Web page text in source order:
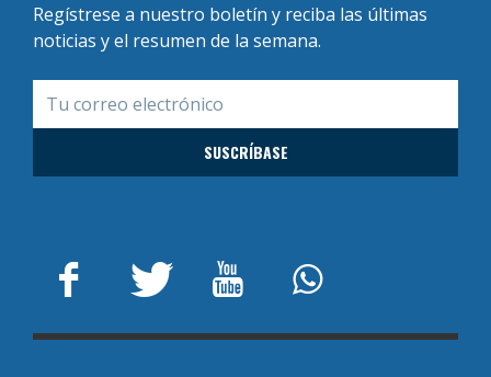
Regístrese a nuestro boletín y reciba las últimas
noticias y el resumen de la semana.